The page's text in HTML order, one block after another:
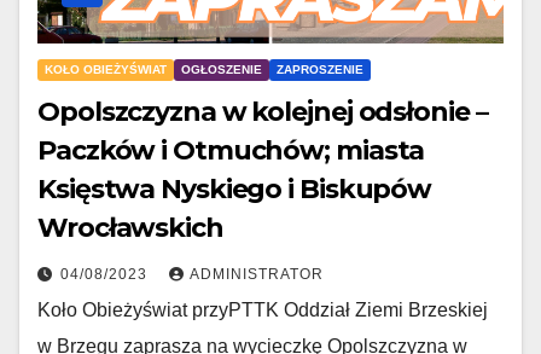
KOŁO OBIEŻYŚWIAT OGŁOSZENIE ZAPROSZENIE
Opolszczyzna w kolejnej odsłonie –
Paczków i Otmuchów; miasta
Księstwa Nyskiego i Biskupów
Wrocławskich
04/08/2023 ADMINISTRATOR
Koło Obieżyświat przyPTTK Oddział Ziemi Brzeskiej
w Brzegu zaprasza na wycieczkę Opolszczyzna w